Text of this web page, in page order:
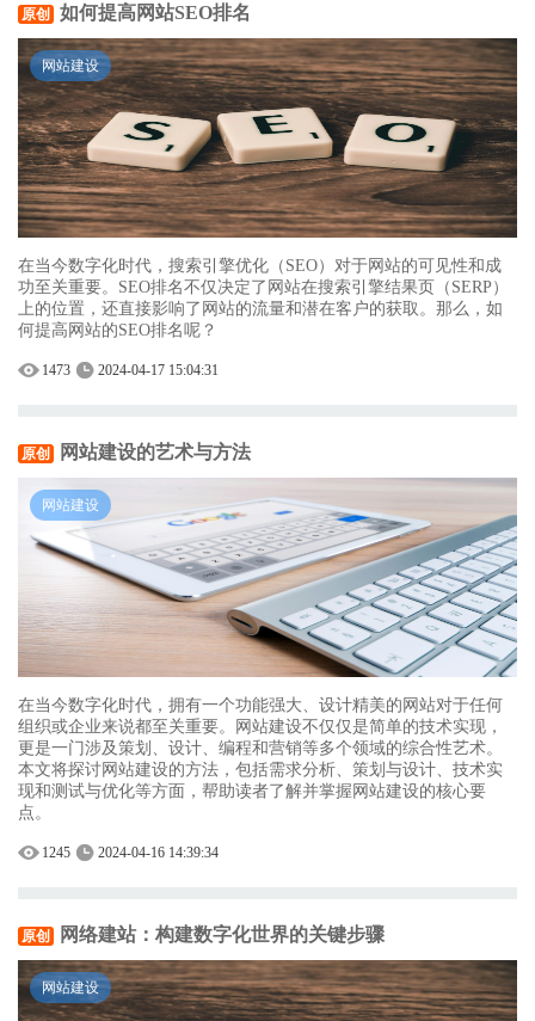
原创 如何提高网站SEO排名
网站建设
在当今数字化时代，搜索引擎优化（SEO）对于网站的可见性和成
功至关重要。SEO排名不仅决定了网站在搜索引擎结果页（SERP）
上的位置，还直接影响了网站的流量和潜在客户的获取。那么，如
何提高网站的SEO排名呢？
1473 2024-04-17 15:04:31
原创 网站建设的艺术与方法
网站建设
在当今数字化时代，拥有一个功能强大、设计精美的网站对于任何
组织或企业来说都至关重要。网站建设不仅仅是简单的技术实现，
更是一门涉及策划、设计、编程和营销等多个领域的综合性艺术。
本文将探讨网站建设的方法，包括需求分析、策划与设计、技术实
现和测试与优化等方面，帮助读者了解并掌握网站建设的核心要
点。
1245 2024-04-16 14:39:34
原创 网络建站：构建数字化世界的关键步骤
网站建设